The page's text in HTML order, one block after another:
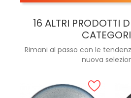
16 ALTRI PRODOTTI
Rimani al passo con le
nuova